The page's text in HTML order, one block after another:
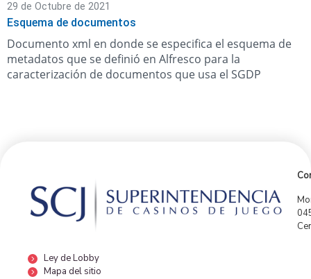
29 de Octubre de 2021
Esquema de documentos
Documento xml en donde se especifica el esquema de
metadatos que se definió en Alfresco para la
caracterización de documentos que usa el SGDP
Ley de Lobby
Mapa del sitio